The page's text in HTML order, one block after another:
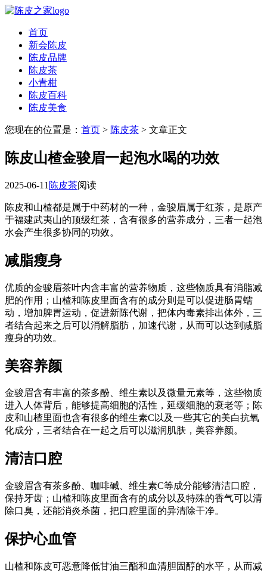
首页
新会陈皮
陈皮品牌
陈皮茶
小青柑
陈皮百科
陈皮美食
您现在的位置是： 首页 > 陈皮茶 > 文章正文
陈皮山楂金骏眉一起泡水喝的功效
2025-06-11 陈皮茶阅读
陈皮和山楂都是属于中药材的一种，金骏眉属于红茶，是原产
于福建武夷山的顶级红茶，含有很多的营养成分，三者一起泡
水会产生很多协同的功效。
减脂瘦身
优质的金骏眉茶叶内含丰富的营养物质，这些物质具有消脂减
肥的作用；山楂和陈皮里面含有的成分则是可以促进肠胃蠕
动，增加脾胃运动，促进新陈代谢，把体内毒素排出体外，三
者结合起来之后可以消解脂肪，加速代谢，从而可以达到减脂
瘦身的功效。
美容养颜
金骏眉含有丰富的茶多酚、维生素以及微量元素等，这些物质
进入人体背后，能够提高细胞的活性，延缓细胞的衰老等；陈
皮和山楂里面也含有很多的维生素C以及一些其它的美白抗氧
化成分，三者结合在一起之后可以滋润肌肤，美容养颜。
清洁口腔
金骏眉含有茶多酚、咖啡碱、维生素C等成分能够清洁口腔，
保持牙齿；山楂和陈皮里面含有的成分以及特殊的香气可以清
除口臭，还能消炎杀菌，把口腔里面的异清除干净。
保护心血管
山楂和陈皮可恶意降低甘油三酯和血清胆固醇的水平，从而减